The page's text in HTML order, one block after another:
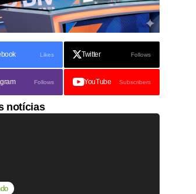
Likes Twitter Follows
Follows YouTube Subscribers
notícias